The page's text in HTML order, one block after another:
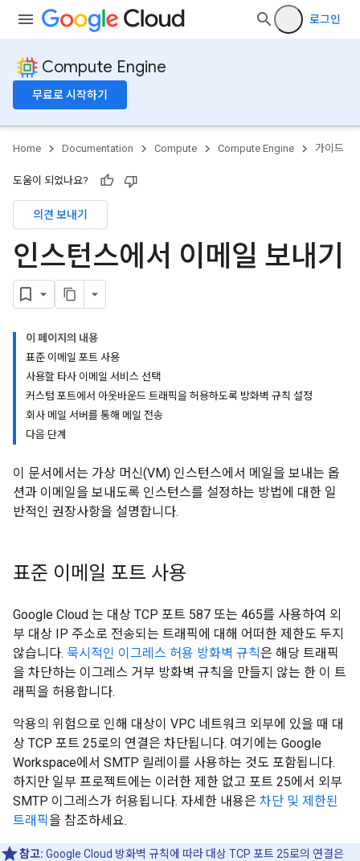
로그인
Compute Engine
무료로 시작하기
Home Documentation Compute Compute Engine 가이드
도움이 되었나요?
의견 보내기
인스턴스에서 이메일 보내기
이 페이지의 내용
표준 이메일 포트 사용
사용할 타사 이메일 서비스 선택
커스텀 포트에서 아웃바운드 트래픽을 허용하도록 방화벽 규칙 설정
회사 메일 서버를 통해 메일 전송
다음 단계
이 문서에서는 가상 머신(VM) 인스턴스에서 메일을 보내는 옵
션과 이메일을 보내도록 인스턴스를 설정하는 방법에 대한 일
반적인 권장사항을 설명합니다.
표준 이메일 포트 사용
Google Cloud 는 대상 TCP 포트 587 또는 465를 사용하여 외
부 대상 IP 주소로 전송되는 트래픽에 대해 어떠한 제한도 두지
않습니다. 묵시적인 이그레스 허용 방화벽 규칙은 해당 트래픽
을 차단하는 이그레스 거부 방화벽 규칙을 만들지 않는 한 이 트
래픽을 허용합니다.
악용의 위험으로 인해 대상이 VPC 네트워크 외부에 있을 때 대
상 TCP 포트 25로의 연결은 차단됩니다. 여기에는 Google
Workspace에서 SMTP 릴레이를 사용하는 것도 포함됩니다.
하지만 일부 프로젝트에는 이러한 제한 없고 포트 25에서 외부
SMTP 이그레스가 허용됩니다. 자세한 내용은 차단 및 제한된
트래픽 을 참조하세요.
참고: Google Cloud 방화벽 규칙에 따라 대상 TCP 포트 25로의 연결은